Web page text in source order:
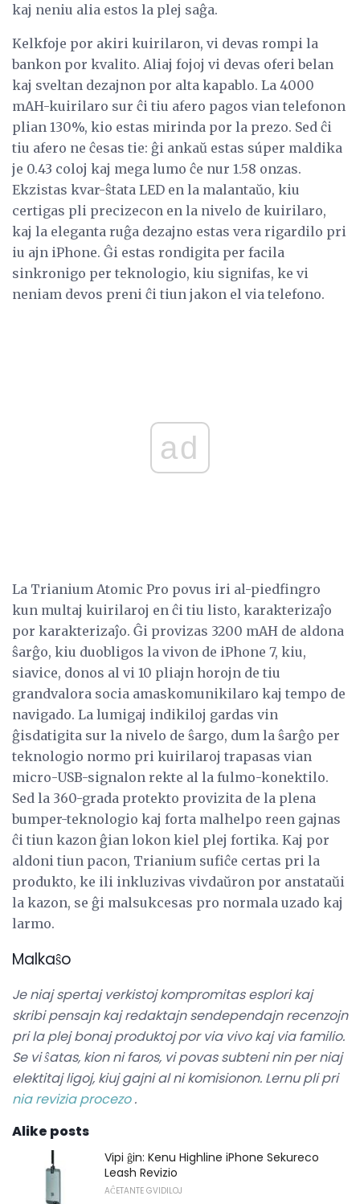
kaj neniu alia estos la plej saĝa.
Kelkfoje por akiri kuirilaron, vi devas rompi la
bankon por kvalito. Aliaj fojoj vi devas oferi belan
kaj sveltan dezajnon por alta kapablo. La 4000
mAH-kuirilaro sur ĉi tiu afero pagos vian telefonon
plian 130%, kio estas mirinda por la prezo. Sed ĉi
tiu afero ne ĉesas tie: ĝi ankaŭ estas súper maldika
je 0.43 coloj kaj mega lumo ĉe nur 1.58 onzas.
Ekzistas kvar-ŝtata LED en la malantaŭo, kiu
certigas pli precizecon en la nivelo de kuirilaro,
kaj la eleganta ruĝa dezajno estas vera rigardilo pri
iu ajn iPhone. Ĝi estas rondigita per facila
sinkronigo per teknologio, kiu signifas, ke vi
neniam devos preni ĉi tiun jakon el via telefono.
ad
La Trianium Atomic Pro povus iri al-piedfingro
kun multaj kuirilaroj en ĉi tiu listo, karakterizaĵo
por karakterizaĵo. Ĝi provizas 3200 mAH de aldona
ŝarĝo, kiu duobligos la vivon de iPhone 7, kiu,
siavice, donos al vi 10 pliajn horojn de tiu
grandvalora socia amaskomunikilaro kaj tempo de
navigado. La lumigaj indikiloj gardas vin
ĝisdatigita sur la nivelo de ŝargo, dum la ŝarĝo per
teknologio normo pri kuirilaroj trapasas vian
micro-USB-signalon rekte al la fulmo-konektilo.
Sed la 360-grada protekto provizita de la plena
bumper-teknologio kaj forta malhelpo reen gajnas
ĉi tiun kazon ĝian lokon kiel plej fortika. Kaj por
aldoni tiun pacon, Trianium sufiĉe certas pri la
produkto, ke ili inkluzivas vivdaŭron por anstataŭi
la kazon, se ĝi malsukcesas pro normala uzado kaj
larmo.
Malkaŝo
Je niaj spertaj verkistoj kompromitas esplori kaj
skribi pensajn kaj redaktajn sendependajn recenzojn
pri la plej bonaj produktoj por via vivo kaj via familio.
Se vi ŝatas, kion ni faros, vi povas subteni nin per niaj
elektitaj ligoj, kiuj gajni al ni komisionon. Lernu pli pri
nia revizia procezo.
Alike posts
Vipi ĝin: Kenu Highline iPhone Sekureco
Leash Revizio
AĈETANTE GVIDILOJ